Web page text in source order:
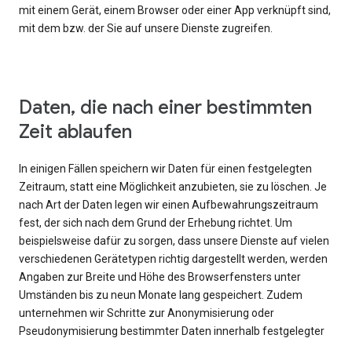
mit einem Gerät, einem Browser oder einer App verknüpft sind,
mit dem bzw. der Sie auf unsere Dienste zugreifen.
Daten, die nach einer bestimmten
Zeit ablaufen
In einigen Fällen speichern wir Daten für einen festgelegten
Zeitraum, statt eine Möglichkeit anzubieten, sie zu löschen. Je
nach Art der Daten legen wir einen Aufbewahrungszeitraum
fest, der sich nach dem Grund der Erhebung richtet. Um
beispielsweise dafür zu sorgen, dass unsere Dienste auf vielen
verschiedenen Gerätetypen richtig dargestellt werden, werden
Angaben zur Breite und Höhe des Browserfensters unter
Umständen bis zu neun Monate lang gespeichert. Zudem
unternehmen wir Schritte zur Anonymisierung oder
Pseudonymisierung bestimmter Daten innerhalb festgelegter